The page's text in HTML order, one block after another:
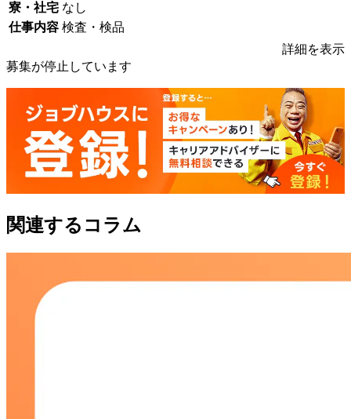
寮・社宅 なし
仕事内容 検査・検品
詳細を表示
募集が停止しています
関連するコラム